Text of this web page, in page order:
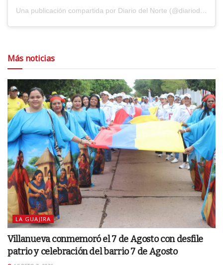
Una publicación compartida por Diario del Norte (@diariodelnorte)
Más noticias
LA GUAJIRA
Villanueva conmemoró el 7 de Agosto con desfile
patrio y celebración del barrio 7 de Agosto